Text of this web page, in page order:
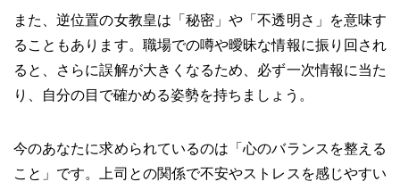
また、逆位置の女教皇は「秘密」や「不透明さ」を意味す
ることもあります。職場での噂や曖昧な情報に振り回され
ると、さらに誤解が大きくなるため、必ず一次情報に当た
り、自分の目で確かめる姿勢を持ちましょう。
今のあなたに求められているのは「心のバランスを整える
こと」です。上司との関係で不安やストレスを感じやすい